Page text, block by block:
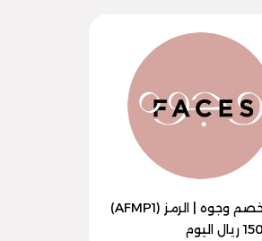
اكواد خصم وجوه | الرمز (AFMP1)